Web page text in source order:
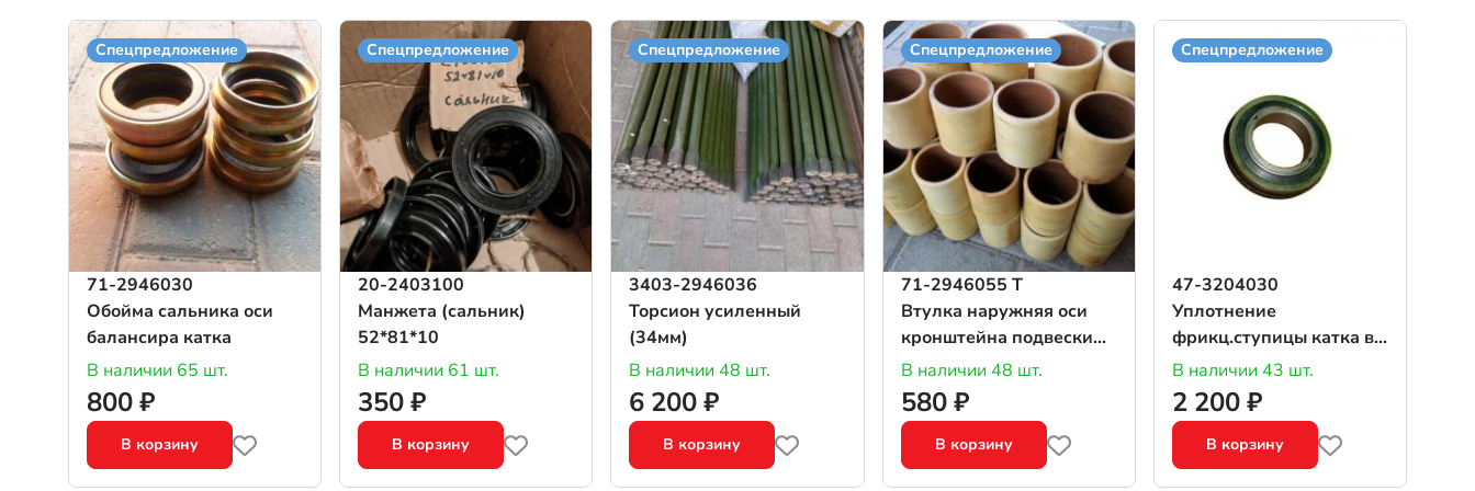
Спецпредложение
71-2946030
Обойма сальника оси
балансира катка
В наличии 65 шт.
800 ₽
В корзину
Спецпредложение
20-2403100
Манжета (сальник)
52*81*10
В наличии 61 шт.
350 ₽
В корзину
Спецпредложение
3403-2946036
Торсион усиленный
(34мм)
В наличии 48 шт.
6 200 ₽
В корзину
Спецпредложение
71-2946055 Т
Втулка наружняя оси
кронштейна подвески
катка (текстолит)
В наличии 48 шт.
580 ₽
В корзину
Спецпредложение
47-3204030
Уплотнение
фрикц.ступицы катка в
сб
В наличии 43 шт.
2 200 ₽
В корзину